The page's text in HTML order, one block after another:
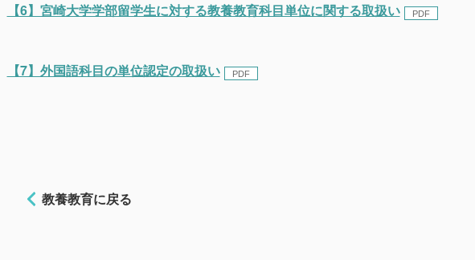
【6】宮崎大学学部留学生に対する教養教育科目単位に関する取扱い
【7】外国語科目の単位認定の取扱い
教養教育に戻る